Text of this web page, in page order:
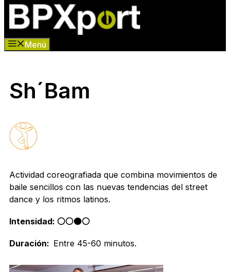
Menú
Sh´Bam
Actividad coreografiada que combina movimientos de
baile sencillos con las nuevas tendencias del street
dance y los ritmos latinos.
Intensidad: ⚪️⚪️🟠⚪️
Duración: Entre 45-60 minutos.